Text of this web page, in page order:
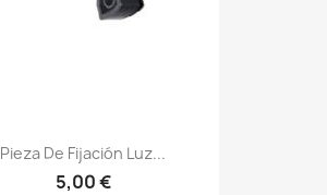
Pieza De Fijación Luz...
5,00 €